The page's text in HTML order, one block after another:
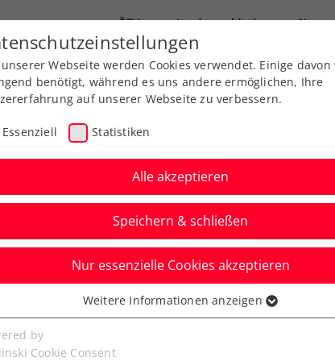
ÖTV Landesverbände News
Ausbildung Services Über uns
Cali: Kraus kämpft
Webseite werden Cookies verwendet. Einige davon
benötigt, während es uns andere ermöglichen, Ihre
auf unserer Webseite zu verbessern.
Essenziell Statistiken
Alle akzeptieren
Speichern & schließen
Nur essenzielle Cookies akzeptieren
Cookies werden für grundlegende Funktionen der
benötigt. Dadurch ist gewährleistet, dass die
Weitere Informationen anzeigen
by
Cookie Consent